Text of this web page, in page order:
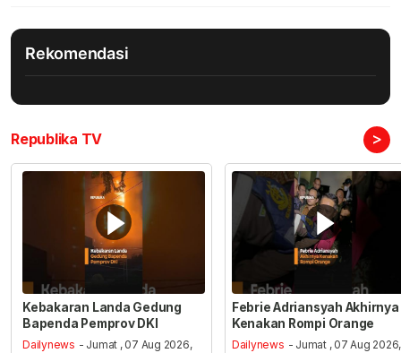
Rekomendasi
Republika TV >
Kebakaran Landa Gedung
Bapenda Pemprov DKI
Dailynews - Jumat , 07 Aug 2026,
Febrie Adriansyah Akhirnya
Kenakan Rompi Orange
Dailynews - Jumat , 07 Aug 2026,